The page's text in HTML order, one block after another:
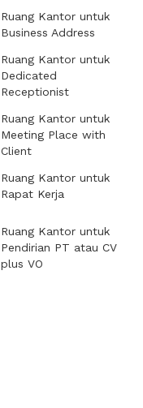
Ruang Kantor untuk
Business Address
Ruang Kantor untuk
Dedicated
Receptionist
Ruang Kantor untuk
Meeting Place with
Client
Ruang Kantor untuk
Rapat Kerja
Ruang Kantor untuk
Pendirian PT atau CV
plus VO